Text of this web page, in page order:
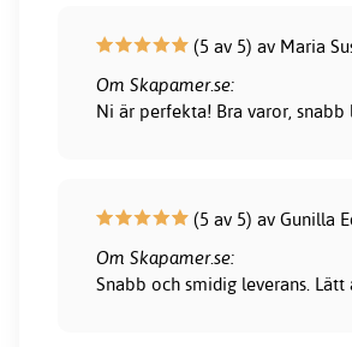
(5 av 5) av Maria
Om Skapamer.se:
Ni är perfekta! Bra varor, snabb
(5 av 5) av Gunilla
Om Skapamer.se:
Snabb och smidig leverans.